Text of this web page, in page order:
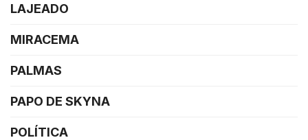
LAJEADO
MIRACEMA
PALMAS
PAPO DE SKYNA
POLÍTICA